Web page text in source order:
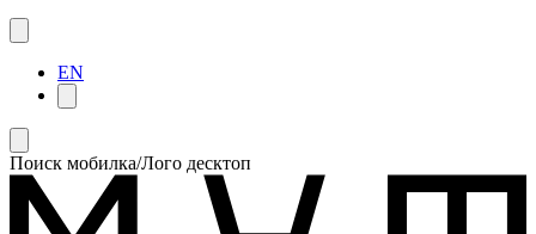
EN
Поиск мобилка/Лого десктоп